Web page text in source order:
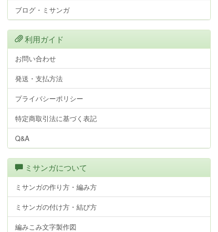
ブログ・ミサンガ
利用ガイド
お問い合わせ
発送・支払方法
プライバシーポリシー
特定商取引法に基づく表記
Q&A
ミサンガについて
ミサンガの作り方・編み方
ミサンガの付け方・結び方
編みこみ文字製作図